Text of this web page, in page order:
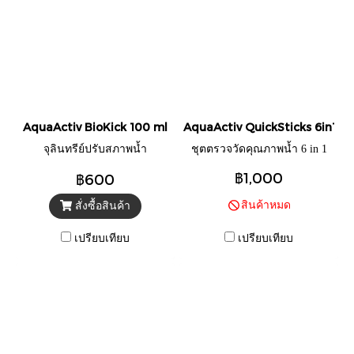
AquaActiv BioKick 100 ml
จุลินทรีย์ปรับสภาพน้ำ
฿600
สั่งซื้อสินค้า
เปรียบเทียบ
AquaActiv QuickSticks 6in1
ชุตตรวจวัดคุณภาพน้ำ 6 in 1
฿1,000
สินค้าหมด
เปรียบเทียบ